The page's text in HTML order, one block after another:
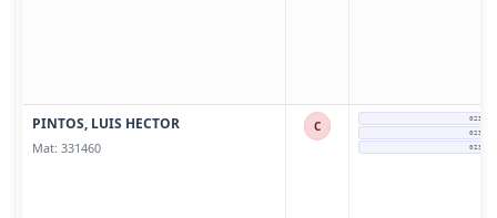
PINTOS, LUIS HECTOR
Mat: 331460
C 0237-
0237-
0237-